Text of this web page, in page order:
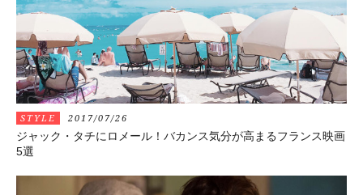
STYLE 2017/07/26
ジャック・タチにロメール！バカンス気分が高まるフランス映画
5選